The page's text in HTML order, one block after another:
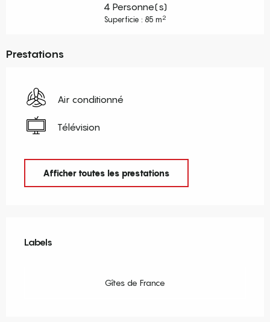
4 Personne(s)
Superficie : 85 m2
Prestations
Air conditionné
Télévision
Afficher toutes les prestations
Labels
Labels
Gîtes de France